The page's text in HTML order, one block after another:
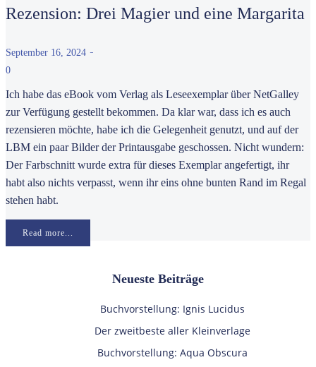
Rezension: Drei Magier und eine Margarita
September 16, 2024 -
0
Ich habe das eBook vom Verlag als Leseexemplar über NetGalley
zur Verfügung gestellt bekommen. Da klar war, dass ich es auch
rezensieren möchte, habe ich die Gelegenheit genutzt, und auf der
LBM ein paar Bilder der Printausgabe geschossen. Nicht wundern:
Der Farbschnitt wurde extra für dieses Exemplar angefertigt, ihr
habt also nichts verpasst, wenn ihr eins ohne bunten Rand im Regal
stehen habt.
Read more...
Neueste Beiträge
Buchvorstellung: Ignis Lucidus
Der zweitbeste aller Kleinverlage
Buchvorstellung: Aqua Obscura